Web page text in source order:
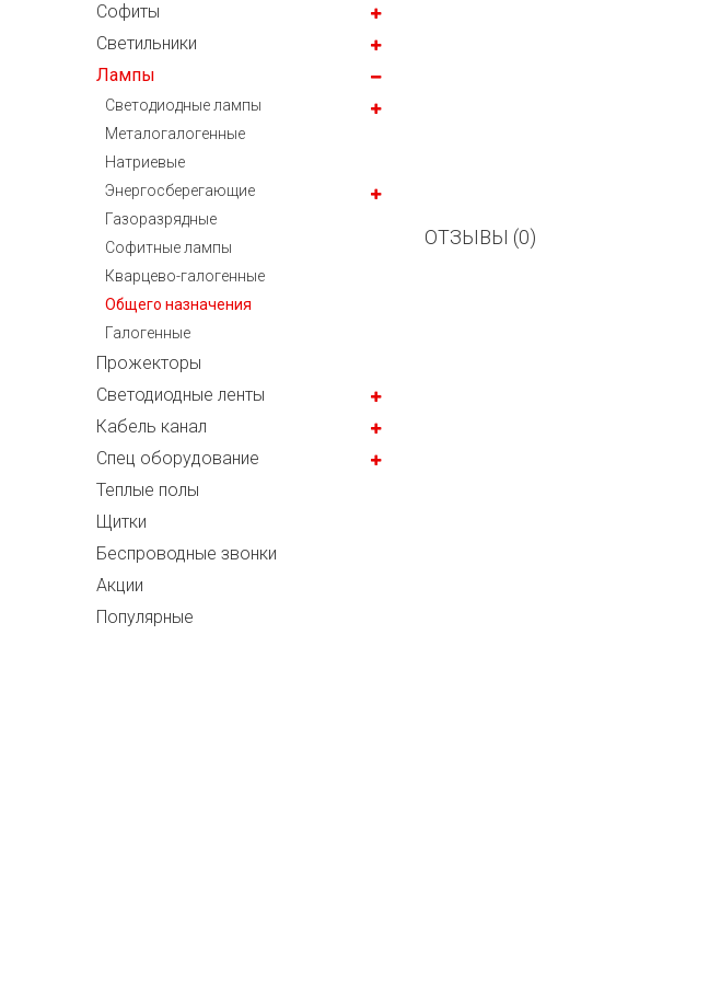
Софиты
Светильники
Лампы
Светодиодные лампы
Металогалогенные
Натриевые
Энергосберегающие
Газоразрядные
Софитные лампы
Кварцево-галогенные
Общего назначения
Галогенные
Прожекторы
Светодиодные ленты
Кабель канал
Спец оборудование
Теплые полы
Щитки
Беспроводные звонки
Акции
Популярные
ОТЗЫВЫ (0)